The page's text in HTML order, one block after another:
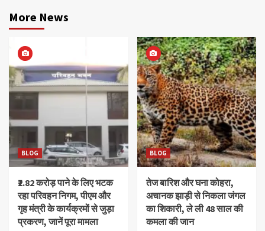
More News
BLOG
₹2.82 करोड़ पाने के लिए भटक
रहा परिवहन निगम, पीएम और
गृह मंत्री के कार्यक्रमों से जुड़ा
प्रकरण, जानें पूरा मामला
BLOG
तेज बारिश और घना कोहरा,
अचानक झाड़ी से निकला जंगल
का शिकारी, ले ली 48 साल की
कमला की जान